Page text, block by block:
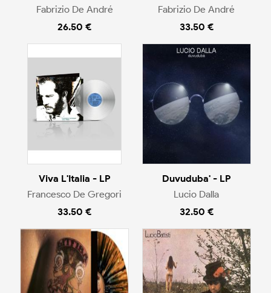
Fabrizio De André
26.50 €
Fabrizio De André
33.50 €
Viva L'Italia - LP
Francesco De Gregori
33.50 €
Duvuduba' - LP
Lucio Dalla
32.50 €